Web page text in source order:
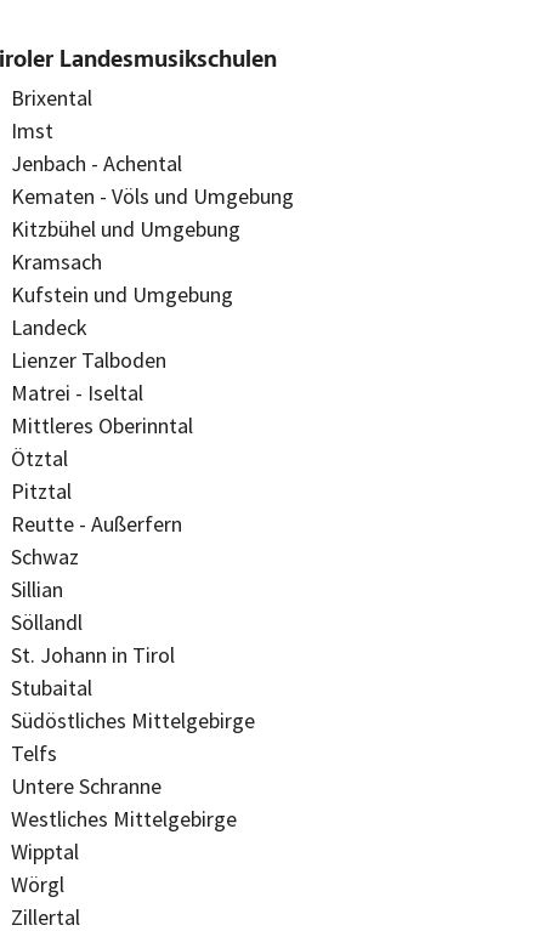
Landesmusikschulen
Brixental
Imst
Jenbach - Achental
Kematen - Völs und Umgebung
Kitzbühel und Umgebung
Kramsach
Kufstein und Umgebung
Landeck
Lienzer Talboden
Matrei - Iseltal
Mittleres Oberinntal
Ötztal
Pitztal
Reutte - Außerfern
Schwaz
Sillian
Söllandl
St. Johann in Tirol
Stubaital
Südöstliches Mittelgebirge
Telfs
Untere Schranne
Westliches Mittelgebirge
Wipptal
Wörgl
Zillertal